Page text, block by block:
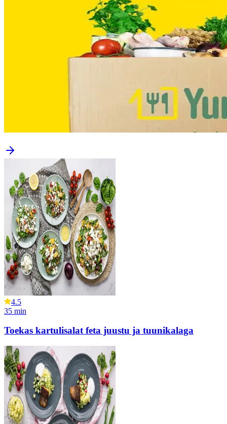
4.5
35 min
Toekas kartulisalat feta juustu ja tuunikalaga